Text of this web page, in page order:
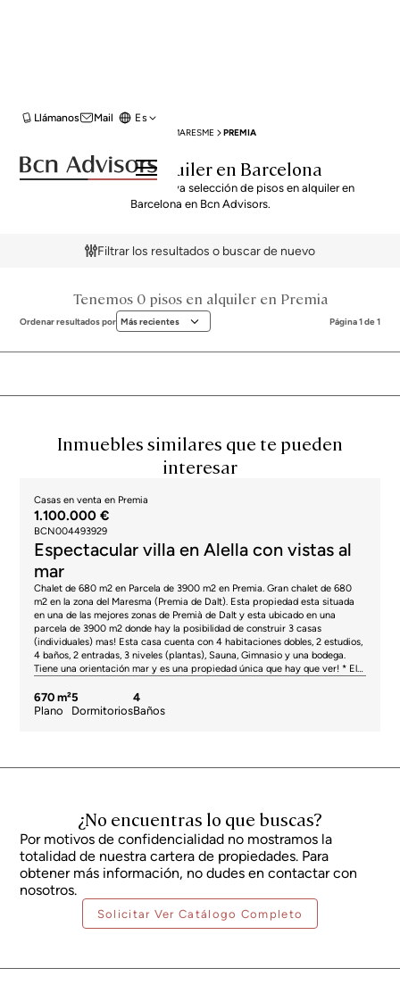
Mail
Llámanos Es
MARESME PREMIA
Pisos en Alquiler en Barcelona
Descubre nuestra exclusiva selección de pisos en alquiler en
Barcelona en Bcn Advisors.
Filtrar los resultados o buscar de nuevo
Tenemos 0 pisos en alquiler en Premia
Ordenar resultados por Más recientes Página 1 de 1
Inmuebles similares que te pueden
interesar
Casas en venta en Premia
1.100.000 €
BCN004493929
Espectacular villa en Alella con vistas al
mar
Chalet de 680 m2 en Parcela de 3900 m2 en Premia. Gran chalet de 680
m2 en la zona del Maresma (Premia de Dalt). Esta propiedad esta situada
en una de las mejores zonas de Premià de Dalt y esta ubicado en una
parcela de 3900 m2 donde hay la posibilidad de construir 3 casas
(individuales) mas! Esta casa cuenta con 4 habitaciones dobles, 2 estudios,
4 baños, 2 entradas, 3 niveles (plantas), Sauna, Gimnasio y una bodega.
Tiene una orientación mar y es una propiedad única que hay que ver! * El
de viviendas de segunda mano en Cataluña, se aplicará el Impuesto de
Transmisiones Patrimoniales (ITP), cuyos tipos pueden oscilar actualmente
el IVA del 10% más el Impuesto de Actos Jurídicos Documentados (AJD),
actualmente en torno al 1,5%. Asimismo, el precio no incluye los gastos de
notaría, registro de la propiedad y gestoría, que de forma orientativa
pueden representar entre un 1% y un 2% adicional sobre el precio de
compraventa. Toda la información expuesta tiene carácter meramente
informativo y se encuentra sujeta a posibles cambios o errores. La
propiedad dispone de certificado de eficiencia energética y cédula de
habitabilidad en vigor, que serán facilitados a cualquier interesado. Número
de registro AICAT 2736, conforme a la normativa vigente. Los honorarios de
670 m²
Plano
5
Dormitorios
4
Baños
¿No encuentras lo que buscas?
Por motivos de confidencialidad no mostramos la
totalidad de nuestra cartera de propiedades. Para
obtener más información, no dudes en contactar con
nosotros.
Solicitar Ver Catálogo Completo